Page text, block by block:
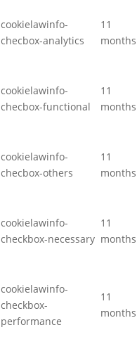
cookielawinfo-
checbox-analytics
11
months
cookielawinfo-
checbox-functional
11
months
cookielawinfo-
checbox-others
11
months
cookielawinfo-
checkbox-necessary
11
months
cookielawinfo-
checkbox-
performance
11
months